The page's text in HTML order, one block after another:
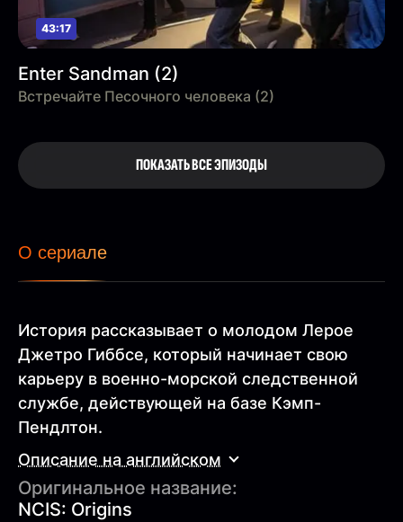
43:17
Enter Sandman (2)
Встречайте Песочного человека (2)
ПОКАЗАТЬ ВСЕ ЭПИЗОДЫ
О сериале
История рассказывает о молодом Лерое
Джетро Гиббсе, который начинает свою
карьеру в военно-морской следственной
службе, действующей на базе Кэмп-
Пендлтон.
Описание на английском
Оригинальное название:
NCIS: Origins